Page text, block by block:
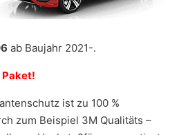
ab Baujahr 2021-.
Paket!
ist zu 100 %
zum Beispiel 3M Qualitäts –